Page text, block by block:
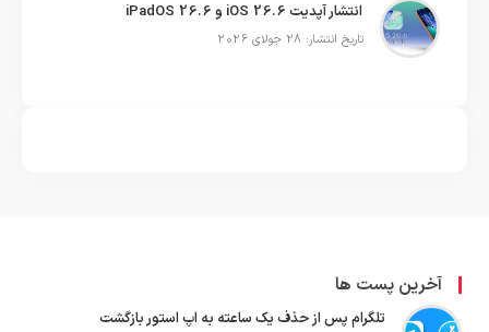
انتشار آپدیت iOS 26.6 و iPadOS 26.6
تاریخ انتشار: 28 جولای 2026
آخرین پست ها
تلگرام پس از حذف یک ساعته به اپ استور بازگشت